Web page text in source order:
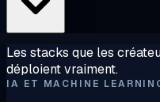
Les stacks que les
déploient vraiment.
IA ET MACHINE